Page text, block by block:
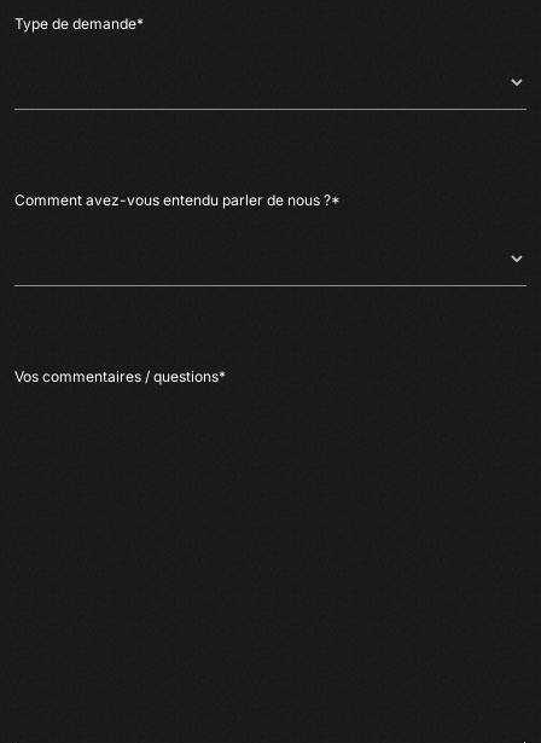
Type de demande*
Comment avez-vous entendu parler de nous ?*
Vos commentaires / questions*